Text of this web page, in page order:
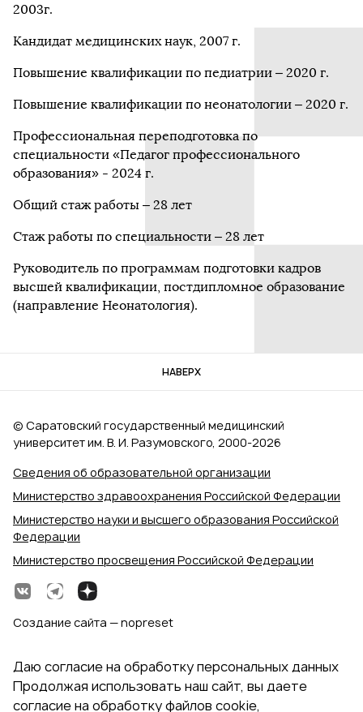
2003г.
Кандидат медицинских наук, 2007 г.
Повышение квалификации по педиатрии – 2020 г.
Повышение квалификации по неонатологии – 2020 г.
Профессиональная переподготовка по
специальности «Педагог профессионального
образования» - 2024 г.
Общий стаж работы – 28 лет
Стаж работы по специальности – 28 лет
Руководитель по программам подготовки кадров
высшей квалификации, постдипломное образование
(направление Неонатология).
НАВЕРХ
Сведения об образовательной организации
Министерство здравоохранения Российской Федерации
Министерство науки и высшего образования Российской
Федерации
Министерство просвещения Российской Федерации
© Саратовский государственный медицинский
университет им. В. И. Разумовского, 2000‑2026
Создание сайта — nopreset
Даю согласие на обработку персональных данных
Продолжая использовать наш сайт, вы даете
согласие на обработку файлов cookie,